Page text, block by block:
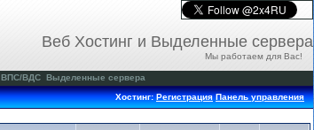
Веб Хостинг и Выделенные сервера
Мы работаем для Вас!
ВПС/ВДС Выделенные сервера
Хостинг:Регистрация Панель управления